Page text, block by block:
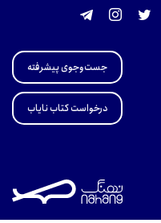
جست‌وجوی پیشرفته
درخواست کتاب نایاب